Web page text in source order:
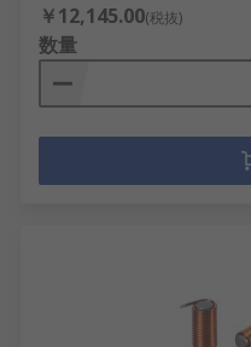
￥12,145.00(税抜)
数量